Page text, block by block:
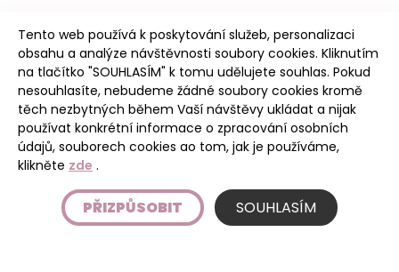
Poudree
Úvod
Etický kodex
Tento web používá k poskytování služeb, personalizaci
obsahu a analýze návštěvnosti soubory cookies. Kliknutím
na tlačítko "SOUHLASÍM" k tomu udělujete souhlas. Pokud
nesouhlasíte, nebudeme žádné soubory cookies kromě
těch nezbytných během Vaší návštěvy ukládat a nijak
používat konkrétní informace o zpracování osobních
údajů, souborech cookies ao tom, jak je používáme,
klikněte zde .
PŘIZPŮSOBIT SOUHLASÍM